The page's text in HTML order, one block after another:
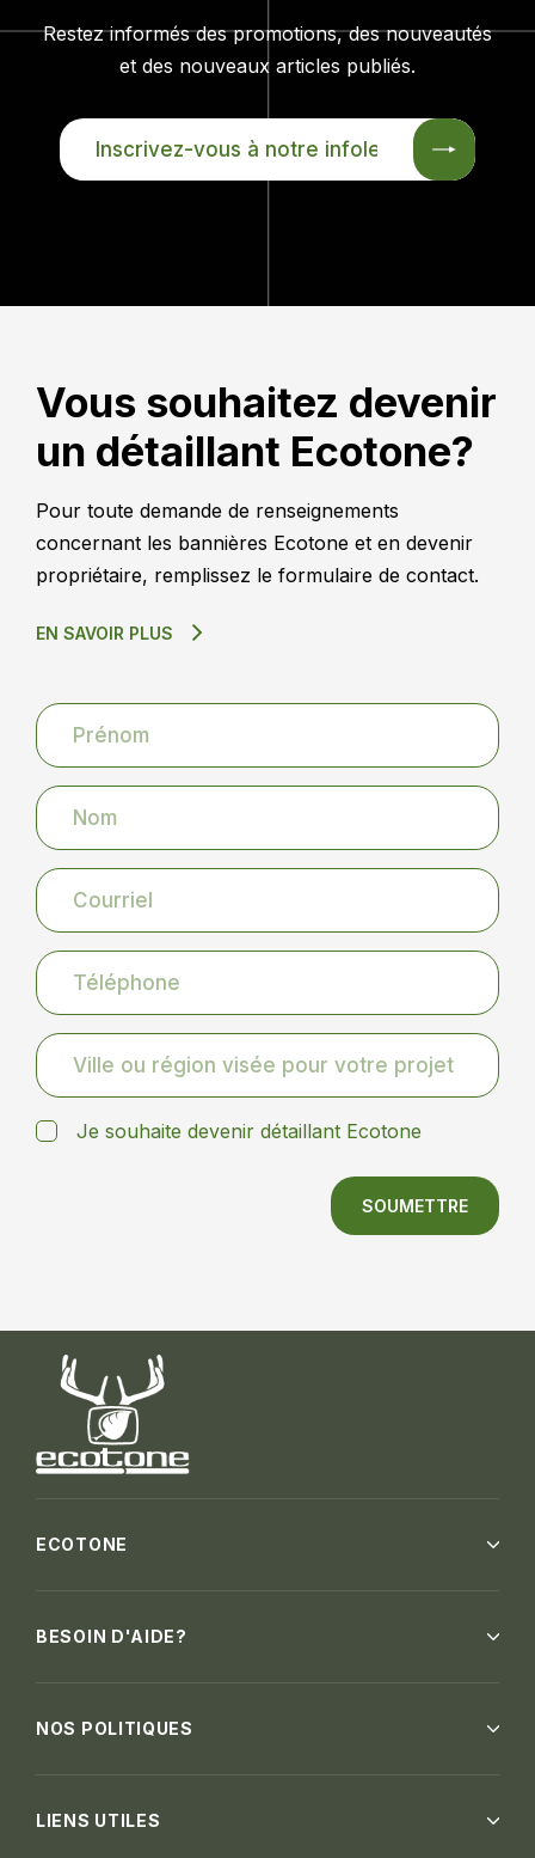
Restez informés des promotions, des nouveautés
et des nouveaux articles publiés.
INSCRIVEZ-
VOUS
Vous souhaitez devenir
un détaillant Ecotone?
Pour toute demande de renseignements
concernant les bannières Ecotone et en devenir
propriétaire, remplissez le formulaire de contact.
EN SAVOIR PLUS
Je souhaite devenir détaillant Ecotone
SOUMETTRE
ECOTONE
BESOIN D'AIDE?
NOS POLITIQUES
LIENS UTILES